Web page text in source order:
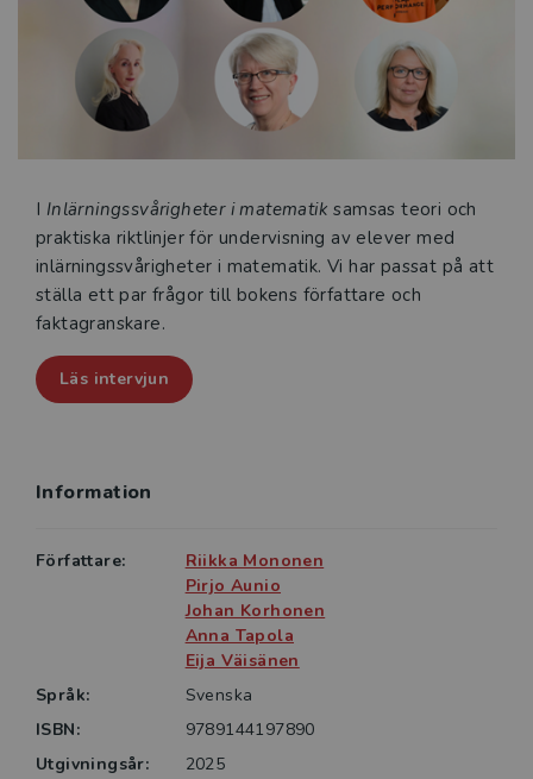
lärare verksamma i Sverige. Relevant forskning och
praktiknära exempel från den svenska kontexten har
lagts till. På så sätt blir boken både teoretiskt solid
och praktiskt tillämpbar i svensk skola.
och speciallärare inom grundskolan.
I Inlärningssvårigheter i matematik samsas teori och
praktiska riktlinjer för undervisning av elever med
inlärningssvårigheter i matematik. Vi har passat på att
ställa ett par frågor till bokens författare och
faktagranskare.
Läs intervjun
Information
Författare:
Riikka Mononen
Pirjo Aunio
Johan Korhonen
Anna Tapola
Eija Väisänen
Språk:
Svenska
ISBN:
9789144197890
Utgivningsår:
2025